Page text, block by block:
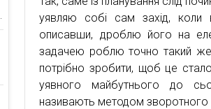
уявляю собі сам захід,
описавши, дроблю його на
задачею роблю точно такий
потрібно зробити, щоб це
уявного майбутнього до
називають методом зворотного